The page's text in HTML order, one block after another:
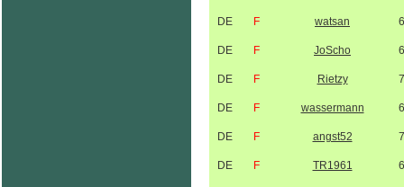
DE F watsan
DE F JoScho
DE F Rietzy
DE F wassermann
DE F angst52
DE F TR1961